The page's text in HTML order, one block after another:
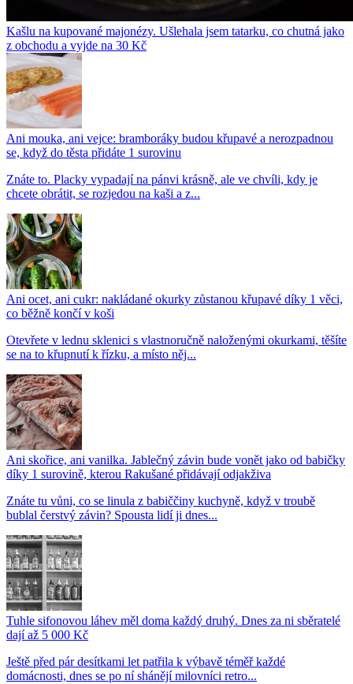
Kašlu na kupované majonézy. Ušlehala jsem tatarku, co chutná jako
z obchodu a vyjde na 30 Kč
Ani mouka, ani vejce: bramboráky budou křupavé a nerozpadnou
se, když do těsta přidáte 1 surovinu
Znáte to. Placky vypadají na pánvi krásně, ale ve chvíli, kdy je
chcete obrátit, se rozjedou na kaši a z...
Ani ocet, ani cukr: nakládané okurky zůstanou křupavé díky 1 věci,
co běžně končí v koši
Otevřete v lednu sklenici s vlastnoručně naloženými okurkami, těšíte
se na to křupnutí k řízku, a místo něj...
Ani skořice, ani vanilka. Jablečný závin bude vonět jako od babičky
díky 1 surovině, kterou Rakušané přidávají odjakživa
Znáte tu vůni, co se linula z babiččiny kuchyně, když v troubě
bublal čerstvý závin? Spousta lidí ji dnes...
Tuhle sifonovou láhev měl doma každý druhý. Dnes za ni sběratelé
dají až 5 000 Kč
Ještě před pár desítkami let patřila k výbavě téměř každé
domácnosti, dnes se po ní shánějí milovníci retro...